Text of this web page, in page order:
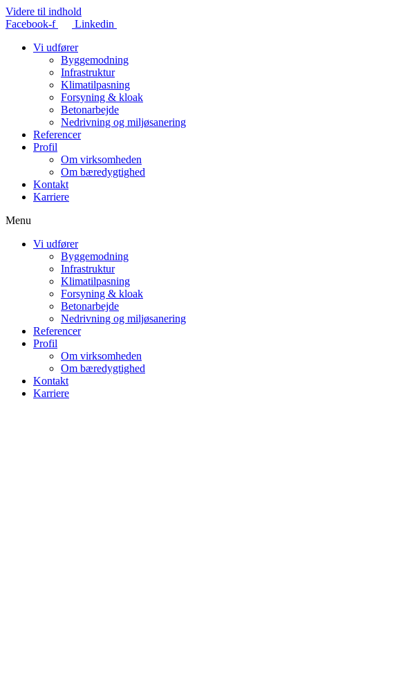
Videre til indhold
Facebook-f
Linkedin
Vi udfører
Byggemodning
Infrastruktur
Klimatilpasning
Forsyning & kloak
Betonarbejde
Nedrivning og miljøsanering
Referencer
Profil
Om virksomheden
Om bæredygtighed
Kontakt
Karriere
Menu
Vi udfører
Byggemodning
Infrastruktur
Klimatilpasning
Forsyning & kloak
Betonarbejde
Nedrivning og miljøsanering
Referencer
Profil
Om virksomheden
Om bæredygtighed
Kontakt
Karriere